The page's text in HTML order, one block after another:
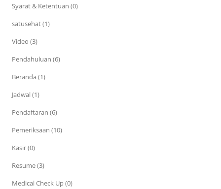
Syarat & Ketentuan (0)
satusehat (1)
Video (3)
Pendahuluan (6)
Beranda (1)
Jadwal (1)
Pendaftaran (6)
Pemeriksaan (10)
Kasir (0)
Resume (3)
Medical Check Up (0)